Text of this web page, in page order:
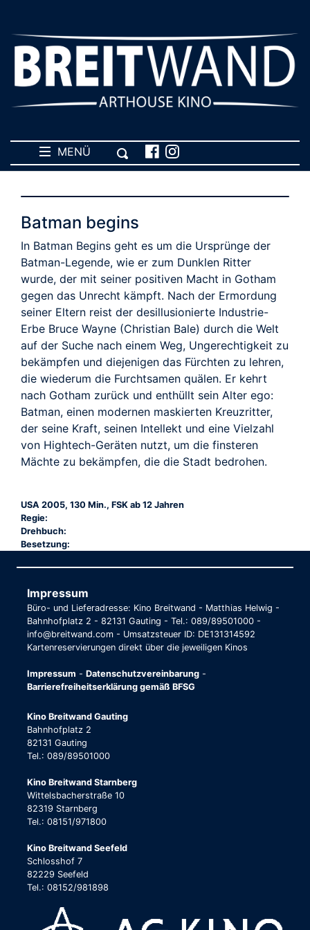
MENÜ
Batman begins
In Batman Begins geht es um die Ursprünge der
Batman-Legende, wie er zum Dunklen Ritter
wurde, der mit seiner positiven Macht in Gotham
gegen das Unrecht kämpft. Nach der Ermordung
seiner Eltern reist der desillusionierte Industrie-
Erbe Bruce Wayne (Christian Bale) durch die Welt
auf der Suche nach einem Weg, Ungerechtigkeit zu
bekämpfen und diejenigen das Fürchten zu lehren,
die wiederum die Furchtsamen quälen. Er kehrt
nach Gotham zurück und enthüllt sein Alter ego:
Batman, einen modernen maskierten Kreuzritter,
der seine Kraft, seinen Intellekt und eine Vielzahl
von Hightech-Geräten nutzt, um die finsteren
Mächte zu bekämpfen, die die Stadt bedrohen.
USA 2005, 130 Min., FSK ab 12 Jahren
Regie:
Drehbuch:
Besetzung:
Impressum
Büro- und Lieferadresse: Kino Breitwand - Matthias Helwig -
Bahnhofplatz 2 - 82131 Gauting - Tel.: 089/89501000 -
info@breitwand.com - Umsatzsteuer ID: DE131314592
Kartenreservierungen direkt über die jeweiligen Kinos
Impressum - Datenschutzvereinbarung -
Barrierefreiheitserklärung gemäß BFSG
Kino Breitwand Gauting
Bahnhofplatz 2
82131 Gauting
Tel.: 089/89501000
Kino Breitwand Starnberg
Wittelsbacherstraße 10
82319 Starnberg
Tel.: 08151/971800
Kino Breitwand Seefeld
Schlosshof 7
82229 Seefeld
Tel.: 08152/981898